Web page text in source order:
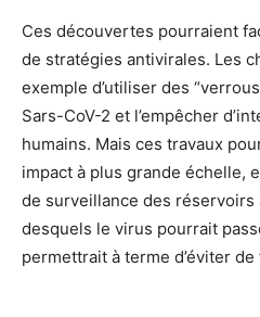
Ces découvertes pourraient
de stratégies antivirales. Les
exemple d’utiliser des
Sars-CoV-2 et l’empêcher
humains. Mais ces travaux
impact à plus grande échelle,
de surveillance des
desquels le virus pourrait
permettrait à terme d’éviter